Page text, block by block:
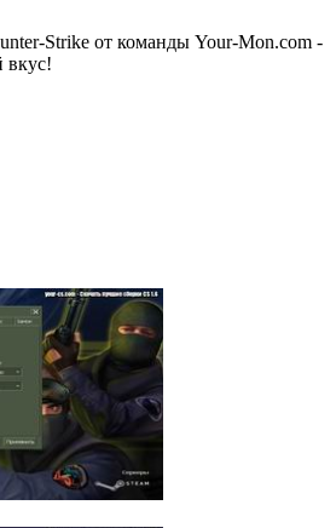
Strike от команды Your-Mon.com -
вкус!